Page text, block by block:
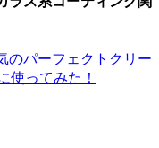
のパーフェクトクリー
使ってみた！